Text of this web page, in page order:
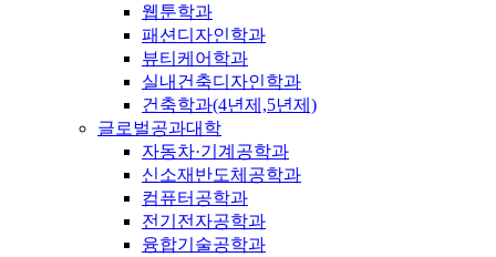
웹툰학과
패션디자인학과
뷰티케어학과
실내건축디자인학과
건축학과(4년제,5년제)
글로벌공과대학
자동차·기계공학과
신소재반도체공학과
컴퓨터공학과
전기전자공학과
융합기술공학과